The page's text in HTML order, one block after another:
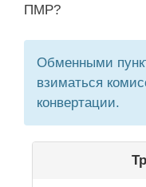
ПМР?
Обменными
взиматься
конвертации.